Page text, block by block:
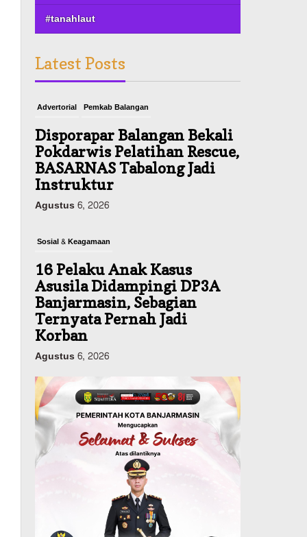
#tanahlaut
Latest Posts
Advertorial Pemkab Balangan
Disporapar Balangan Bekali
Pokdarwis Pelatihan Rescue,
BASARNAS Tabalong Jadi
Instruktur
Agustus 6, 2026
Sosial & Keagamaan
16 Pelaku Anak Kasus
Asusila Didampingi DP3A
Banjarmasin, Sebagian
Ternyata Pernah Jadi
Korban
Agustus 6, 2026
Dinas PUPR Kalsel Pembangunan
Tindak Lanjut
Pascakecelakaan Maut,
Pemerintah Janji
Tingkatkan Fasilitas
Keselamatan Jalan
Alternatif Banjarbaru–